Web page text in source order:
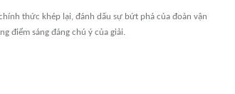
thức khép lại, đánh dấu sự bứt phá của đoàn vận
điểm sáng đáng chú ý của giải.